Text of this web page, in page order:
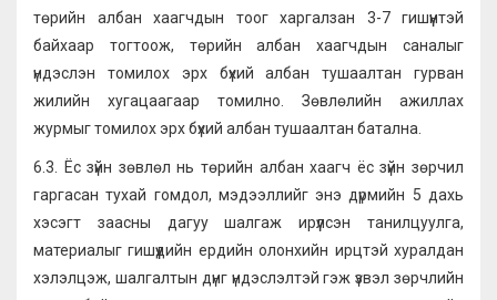
төрийн албан хаагчдын тоог харгалзан 3-7 гишүүнтэй
байхаар тогтоож, төрийн албан хаагчдын саналыг
үндэслэн томилох эрх бүхий албан тушаалтан гурван
жилийн хугацаагаар томилно. Зөвлөлийн ажиллах
журмыг томилох эрх бүхий албан тушаалтан батална.
6.3. Ёс зүйн зөвлөл нь төрийн албан хаагч ёс зүйн зөрчил
гаргасан тухай гомдол, мэдээллийг энэ дүрмийн 5 дахь
хэсэгт заасны дагуу шалгаж ирүүлсэн танилцуулга,
материалыг гишүүдийн ердийн олонхийн ирцтэй хуралдан
хэлэлцэж, шалгалтын дүнг үндэслэлтэй гэж үзвэл зөрчлийн